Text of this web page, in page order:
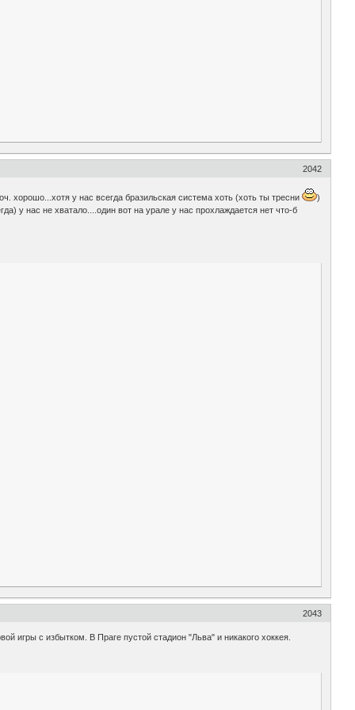
2042
хорошо...хотя у нас всегда бразильская система хоть (хоть ты тресни
)
у нас не хватало....один вот на урале у нас прохлаждается нет что-б
2043
игры с избытком. В Праге пустой стадион "Льва" и никакого хоккея.